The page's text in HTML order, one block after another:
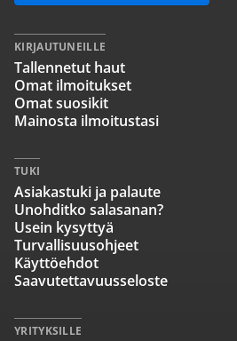
KIRJAUTUNEILLE
Tallennetut haut
Omat ilmoitukset
Omat suosikit
Mainosta ilmoitustasi
TUKI
Asiakastuki ja palaute
Unohditko salasanan?
Usein kysyttyä
Turvallisuusohjeet
Käyttöehdot
Saavutettavuusseloste
YRITYKSILLE